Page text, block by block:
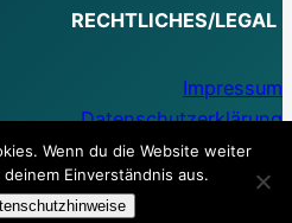
RECHTLICHES/LEGAL
Impressum
Datenschutzerklärung
Wenn du die Website weiter
Einverständnis aus.